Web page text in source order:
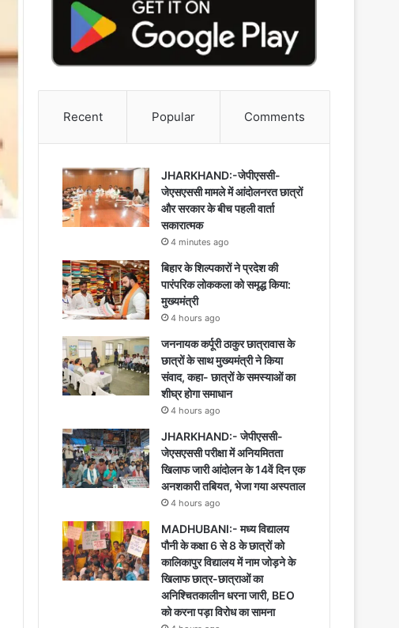
Recent Popular Comments
JHARKHAND:-जेपीएससी-
जेएसएससी मामले में आंदोलनरत छात्रों
और सरकार के बीच पहली वार्ता
सकारात्मक
4 minutes ago
बिहार के शिल्पकारों ने प्रदेश की
पारंपरिक लोककला को समृद्ध किया:
मुख्यमंत्री
4 hours ago
जननायक कर्पूरी ठाकुर छात्रावास के
छात्रों के साथ मुख्यमंत्री ने किया
संवाद, कहा- छात्रों के समस्याओं का
शीघ्र होगा समाधान
4 hours ago
JHARKHAND:- जेपीएससी-
जेएसएससी परीक्षा में अनियमितता
खिलाफ जारी आंदोलन के 14वें दिन एक
अनशकारी तबियत, भेजा गया अस्पताल
4 hours ago
MADHUBANI:- मध्य विद्यालय
पौनी के कक्षा 6 से 8 के छात्रों को
कालिकापुर विद्यालय में नाम जोड़ने के
खिलाफ छात्र-छात्राओं का
अनिश्चितकालीन धरना जारी, BEO
को करना पड़ा विरोध का सामना